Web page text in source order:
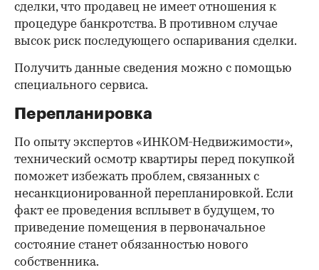
сделки, что продавец не имеет отношения к
процедуре банкротства. В противном случае
высок риск последующего оспаривания сделки.
Получить данные сведения можно с помощью
специального сервиса.
Перепланировка
По опыту экспертов «ИНКОМ-Недвижимости»,
технический осмотр квартиры перед покупкой
поможет избежать проблем, связанных с
несанкционированной перепланировкой. Если
факт ее проведения всплывет в будущем, то
приведение помещения в первоначальное
состояние станет обязанностью нового
собственника.